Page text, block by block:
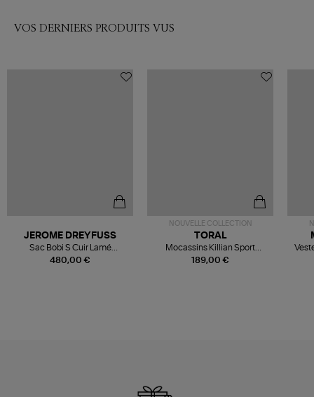
VOS DERNIERS PRODUITS VUS
480,00 €
JEROME DREYFUSS
Sac Bobi S Cuir Lamé
Champagne
NOUVELLE COLLECTION
189,00 €
TORAL
Mocassins Killian Sport
Mousse